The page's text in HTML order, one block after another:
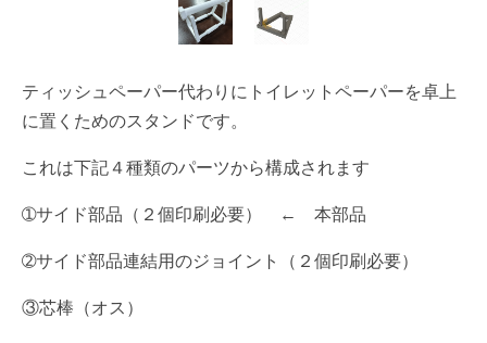
ティッシュペーパー代わりにトイレットペーパーを卓上
に置くためのスタンドです。
これは下記４種類のパーツから構成されます
➀サイド部品（２個印刷必要） ← 本部品
➁サイド部品連結用のジョイント（２個印刷必要）
③芯棒（オス）